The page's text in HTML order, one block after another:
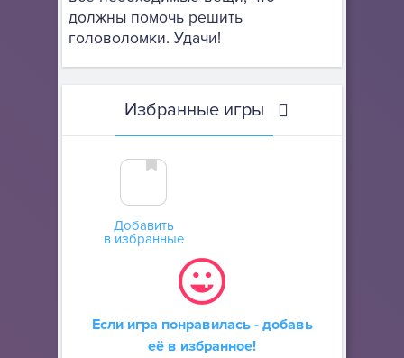
должны помочь решить
головоломки. Удачи!
Избранные игры
Добавить
в избранные
Если игра понравилась - добавь
её в избранное!